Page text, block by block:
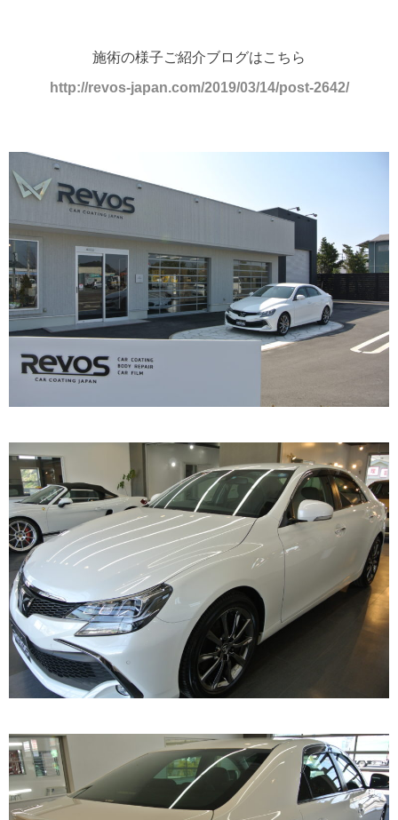
施術の様子ご紹介ブログはこちら
http://revos-japan.com/2019/03/14/post-2642/